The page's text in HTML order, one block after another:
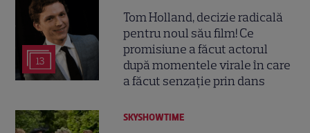
13
Tom Holland, decizie radicală
pentru noul său film! Ce
promisiune a făcut actorul
după momentele virale în care
a făcut senzație prin dans
SKYSHOWTIME